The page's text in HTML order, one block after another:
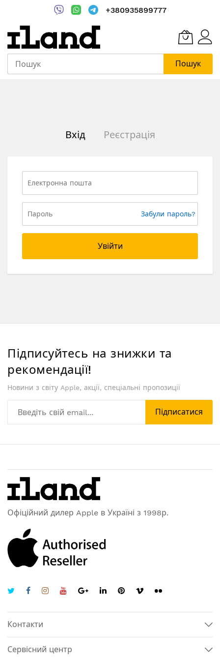
+380935899777
Пошук
Вхід Реєстрація
Забули пароль?
Увійти
Підписуйтесь на знижки та
рекомендації!
Новини з світу Apple, акції, спеціальні пропозиції
Підписатися
Офіційний дилер Apple в Україні з 1998р.
Контакти
Сервісний центр